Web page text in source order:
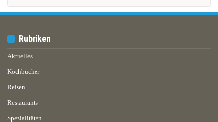
Rubriken
Aktuelles
Kochbücher
Reisen
Restaurants
Spezialitäten